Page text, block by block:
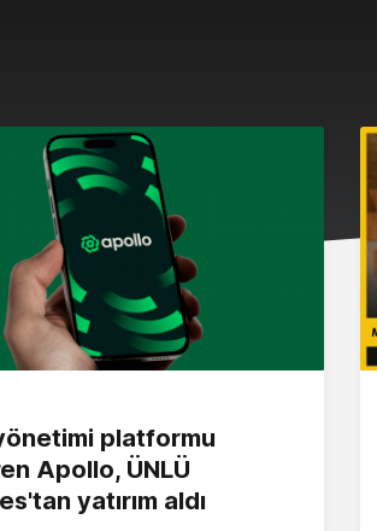
platformu
Apollo, ÜNLÜ
yatırım aldı